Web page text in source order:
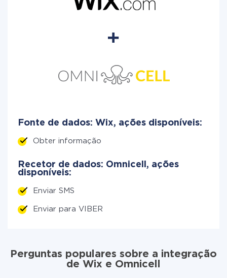
Fonte de dados: Wix, ações disponíveis:
Obter informação
Recetor de dados: Omnicell, ações
disponíveis:
Enviar SMS
Enviar para VIBER
Perguntas populares sobre a integração
de Wix e Omnicell